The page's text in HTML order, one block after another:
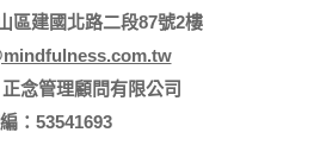
區建國北路二段87號2樓
念管理顧問有限公司
：53541693